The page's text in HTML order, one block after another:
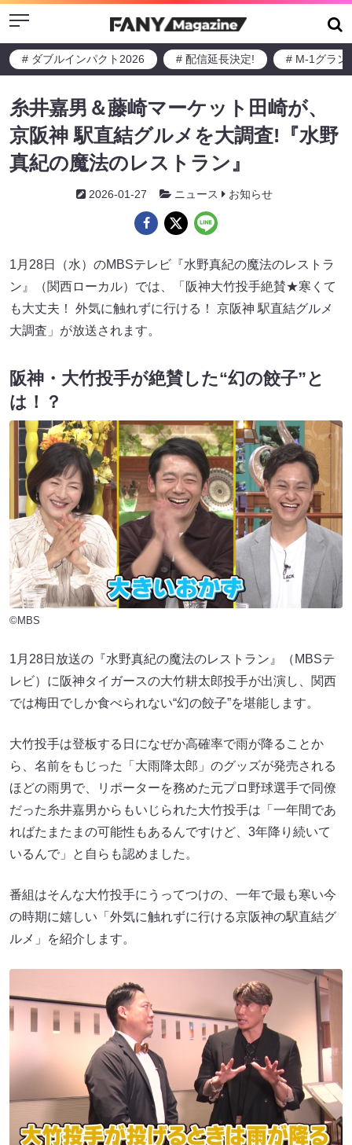
Menu
# ダブルインパクト2026 # 配信延長決定! # M-1グラン
糸井嘉男＆藤崎マーケット田崎が、
京阪神 駅直結グルメを大調査!『水野
真紀の魔法のレストラン』
2026-01-27 ニュース お知らせ
1月28日（水）のMBSテレビ『水野真紀の魔法のレストラ
ン』（関西ローカル）では、「阪神大竹投手絶賛★寒くて
も大丈夫！ 外気に触れずに行ける！ 京阪神 駅直結グルメ
大調査」が放送されます。
阪神・大竹投手が絶賛した“幻の餃子”と
は！？
©MBS
1月28日放送の『水野真紀の魔法のレストラン』（MBSテ
レビ）に阪神タイガースの大竹耕太郎投手が出演し、関西
では梅田でしか食べられない“幻の餃子”を堪能します。
大竹投手は登板する日になぜか高確率で雨が降ることか
ら、名前をもじった「大雨降太郎」のグッズが発売される
ほどの雨男で、リポーターを務めた元プロ野球選手で同僚
だった糸井嘉男からもいじられた大竹投手は「一年間であ
ればたまたまの可能性もあるんですけど、3年降り続いて
いるんで」と自らも認めました。
番組はそんな大竹投手にうってつけの、一年で最も寒い今
の時期に嬉しい「外気に触れずに行ける京阪神の駅直結グ
ルメ」を紹介します。